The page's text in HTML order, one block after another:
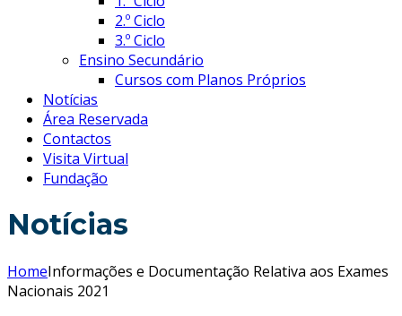
2.º Ciclo
3.º Ciclo
Ensino Secundário
Cursos com Planos Próprios
Notícias
Área Reservada
Contactos
Visita Virtual
Fundação
Notícias
HomeInformações e Documentação Relativa aos Exames
Nacionais 2021